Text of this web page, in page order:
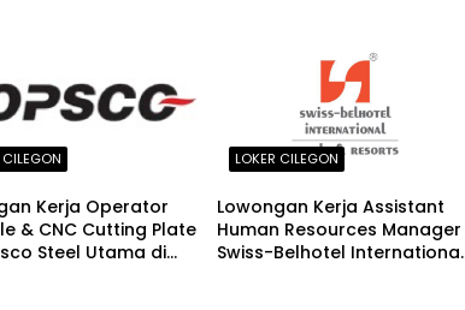
CILEGON
Kerja Operator
& CNC Cutting Plate
Steel Utama di
LOKER CILEGON
Lowongan Kerja Assistant
Human Resources Manager
Swiss-Belhotel International